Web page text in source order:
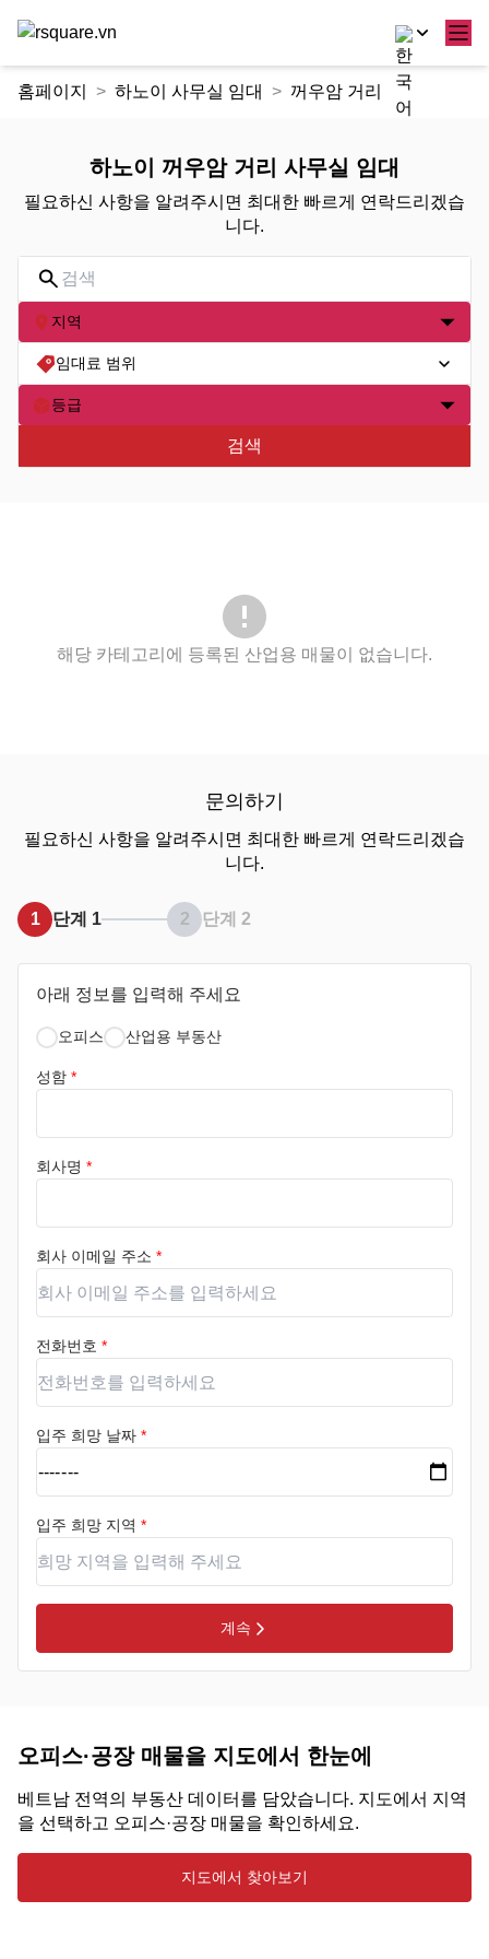
홈페이지 하노이 사무실 임대 꺼우암 거리
하노이 꺼우암 거리 사무실 임대
필요하신 사항을 알려주시면 최대한 빠르게 연락드리겠습
니다.
지역
임대료 범위
등급
검색
해당 카테고리에 등록된 산업용 매물이 없습니다.
문의하기
필요하신 사항을 알려주시면 최대한 빠르게 연락드리겠습
니다.
1 단계 1 2 단계 2
아래 정보를 입력해 주세요
오피스 산업용 부동산
성함 *
회사명 *
회사 이메일 주소 *
전화번호 *
입주 희망 날짜 *
입주 희망 지역 *
계속
오피스·공장 매물을 지도에서 한눈에
베트남 전역의 부동산 데이터를 담았습니다. 지도에서 지역
을 선택하고 오피스·공장 매물을 확인하세요.
지도에서 찾아보기